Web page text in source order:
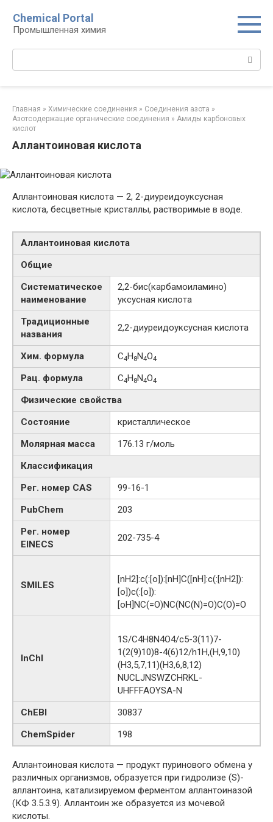
контенту
Chemical Portal
Промышленная химия
Главная » Химические соединения » Соединения азота »
Азотсодержащие органические соединения » Амиды карбоновых
кислот‎
Аллантоиновая кислота
Аллантоиновая кислота — 2, 2-диуреидоуксусная
кислота, бесцветные кристаллы, растворимые в воде.
Аллантоиновая кислота
Общие
Систематическое
наименование
2,2-​бис​(карбамоиламино)​
уксусная кислота
Традиционные
названия
2,2-диуреидоуксусная кислота
Хим. формула C4H8N4O4
Рац. формула C4H8N4O4
Физические свойства
Состояние
кристаллическое
Молярная масса
176.13 г/моль
Классификация
Рег. номер CAS
99-16-1
PubChem
203
Рег. номер
EINECS
202-735-4
SMILES
[nH2]:c(:[o]):[nH]C([nH]:c(:[nH2]):
[o])c(:[o]):
[oH]NC(=O)NC(NC(N)=O)C(O)=O
InChI
1S/C4H8N4O4/c5-3(11)7-
1(2(9)10)8-4(6)12/h1H,(H,9,10)
(H3,5,7,11)(H3,6,8,12)
NUCLJNSWZCHRKL-
UHFFFAOYSA-N
ChEBI
30837
ChemSpider
198
Аллантоиновая кислота — продукт пуринового обмена у
различных организмов, образуется при гидролизе (S)-
аллантоина, катализируемом ферментом аллантоиназой
(КФ 3.5.3.9). Аллантоин же образуется из мочевой
кислоты.